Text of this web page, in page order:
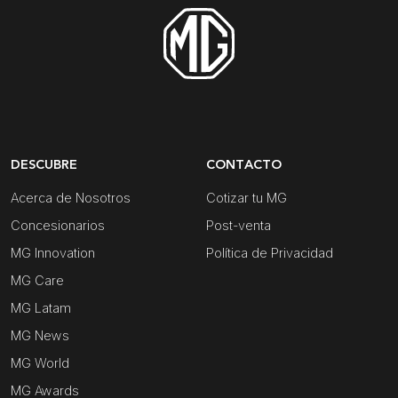
DESCUBRE
Acerca de Nosotros
Concesionarios
MG Innovation
MG Care
MG Latam
MG News
MG World
MG Awards
CONTACTO
Cotizar tu MG
Post-venta
Política de Privacidad